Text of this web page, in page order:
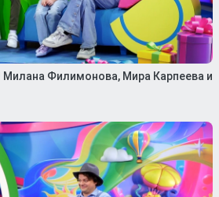
Милана Филимонова, Мира Карпеева и